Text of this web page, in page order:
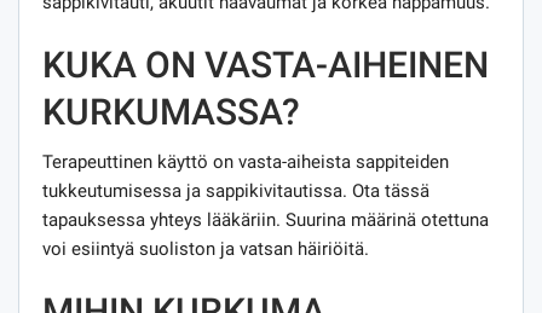
KUKA ON VASTA-AIHEINEN
KURKUMASSA?
Terapeuttinen käyttö on vasta-aiheista sappiteiden
tukkeutumisessa ja sappikivitautissa. Ota tässä
tapauksessa yhteys lääkäriin. Suurina määrinä otettuna
voi esiintyä suoliston ja vatsan häiriöitä.